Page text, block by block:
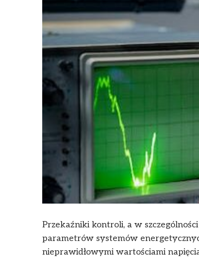
Przekaźniki kontroli, a w
parametrów systemów
nieprawidłowymi wartościami